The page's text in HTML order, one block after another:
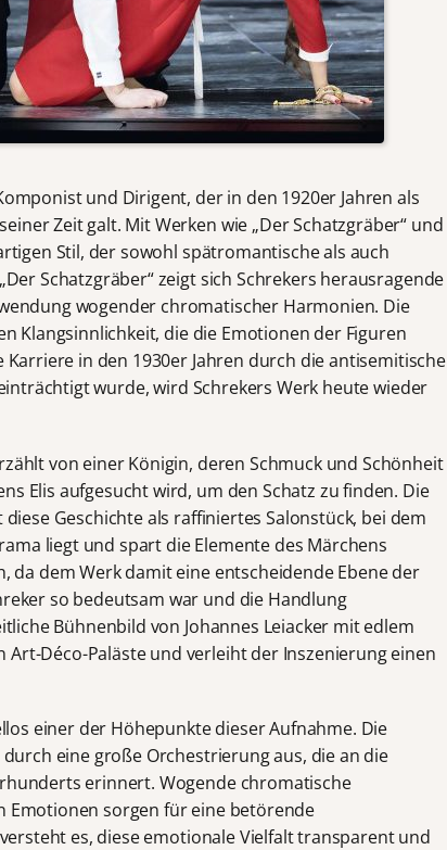
und Dirigent, der in den 1920er Jahren als
Zeit galt. Mit Werken wie „Der Schatzgräber“ und
Stil, der sowohl spätromantische als auch
Schatzgräber“ zeigt sich Schrekers herausragende
wogender chromatischer Harmonien. Die
Klangsinnlichkeit, die die Emotionen der Figuren
in den 1930er Jahren durch die antisemitische
wurde, wird Schrekers Werk heute wieder
von einer Königin, deren Schmuck und Schönheit
Elis aufgesucht wird, um den Schatz zu finden. Die
Geschichte als raffiniertes Salonstück, bei dem
liegt und spart die Elemente des Märchens
da dem Werk damit eine entscheidende Ebene der
so bedeutsam war und die Handlung
Bühnenbild von Johannes Leiacker mit edlem
Déco-Paläste und verleiht der Inszenierung einen
einer der Höhepunkte dieser Aufnahme. Die
eine große Orchestrierung aus, die an die
erinnert. Wogende chromatische
sorgen für eine betörende
es, diese emotionale Vielfalt transparent und